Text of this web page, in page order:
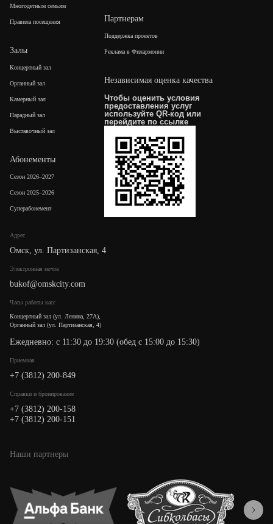
Адрес
Омск, ул. Партизанская, 4
Электронная почта
bukof@omskcity.com
Часы работы касс
Концертный зал (ул. Ленина, 27А),
Органный зал (ул. Партизанская, 4)
Ежедневно: с 11:30 до 19:30 (обед с 15:00 до 15:30)
Приемная
+7 (3812) 200-849
Cправки и бронирование
+7 (3812) 200-158
+7 (3812) 200-151
Многодетным семьям
Правила посещения
Залы
Концертный зал
Органный зал
Камерный зал
Парадный зал
Выставочный зал
Абонементы
Сезон 2026–2027
Сезон 2025–2026
Суперабонемент
Партнерам
Поддержка проектов
Реклама в Филармонии
Независимая оценка качества
Чтобы оценить условия
предоставления услуг
используйте QR-код или
перейдите поссылке
Наши партнеры